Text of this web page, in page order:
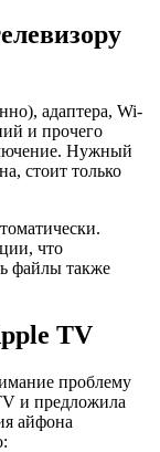
адаптера, Wi-
и прочего
Нужный
стоит только
что
файлы также
TV
проблему
и предложила
айфона